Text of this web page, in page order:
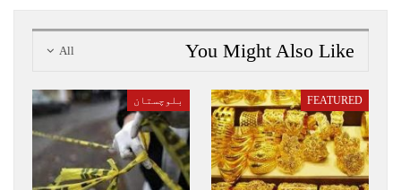
All You Might Also Like
FEATURED بلوچستان